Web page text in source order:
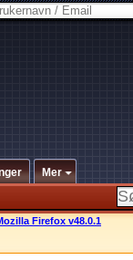
Mer
Firefox v48.0.1